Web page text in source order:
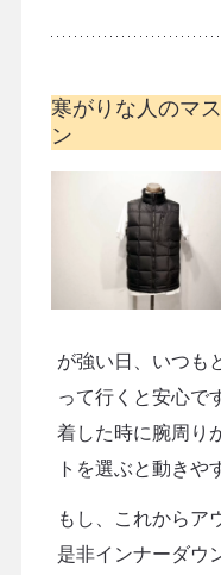
寒がりな人のマ
ン
が強い日、いつも
って行くと安心で
着した時に腕周り
トを選ぶと動きや
もし、これからア
是非インナーダウ